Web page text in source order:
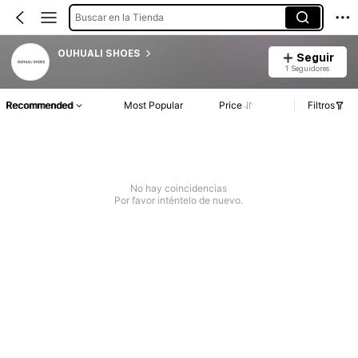
Buscar en la Tienda
OUHUALI SHOES Seguir
1 Seguidores
Recommended Most Popular Price Filtros
No hay coincidencias
Por favor inténtelo de nuevo.